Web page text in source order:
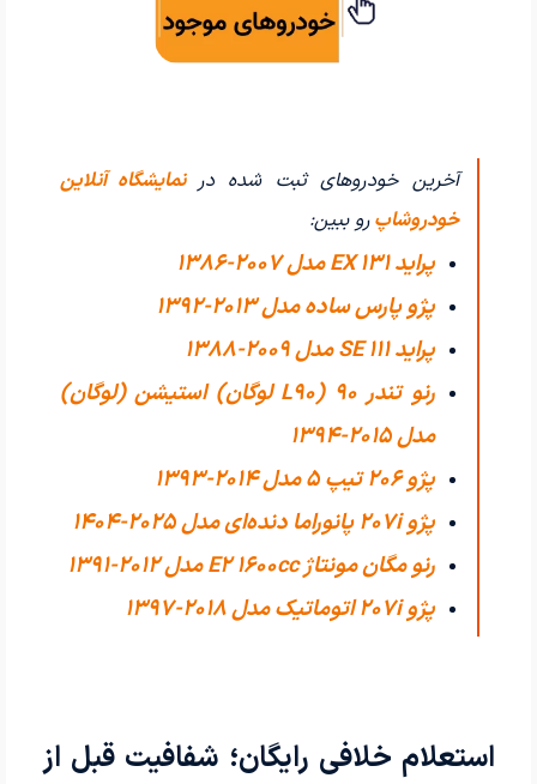
آخرین خودروهای ثبت شده در نمایشگاه آنلاین
خودروشاپرو ببین:
پراید 131 EX مدل 2007-1386
پژو پارس ساده مدل 2013-1392
پراید 111 SE مدل 2009-1388
رنو تندر 90 (L90 لوگان) استیشن (لوگان)
مدل 2015-1394
پژو 206 تیپ ۵ مدل 2014-1393
پژو 207i پانوراما دنده‌ای مدل 2025-1404
رنو مگان مونتاژ E2 1600cc مدل 2012-1391
پژو 207i اتوماتیک مدل 2018-1397
استعلام خلافی رایگان؛ شفافیت قبل از